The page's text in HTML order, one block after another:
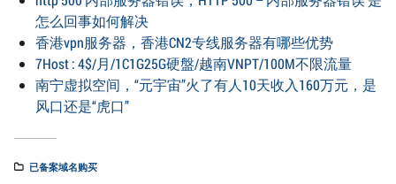
怎么回事如何解决
香港vpn服务器，香港CN2专线服务器有哪些优势
7Host : 4$/月/1C1G25G硬盤/越南VNPT/100M不限流量
南宁虚拟空间，“元宇宙”火了有人10天收入160万元，是
风口还是“虎口”
已备案域名购买